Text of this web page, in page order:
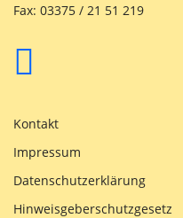
Fax: 03375 / 21 51 219
Kontakt
Impressum
Datenschutzerklärung
Hinweisgeberschutzgesetz